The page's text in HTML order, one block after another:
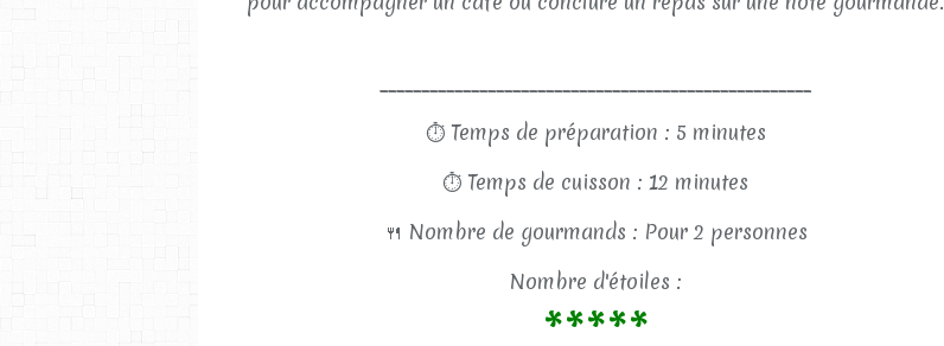
⏱ Temps de préparation : 5 minutes
⏱ Temps de cuisson : 12 minutes
🍴 Nombre de gourmands : Pour 2 personnes
Nombre d'étoiles :
*****